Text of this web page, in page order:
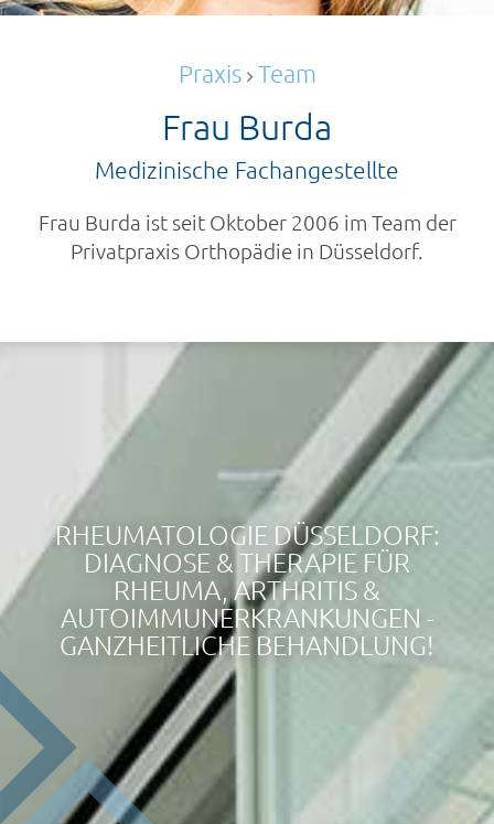
Praxis Team
Frau Burda
Medizinische Fachangestellte
Frau Burda ist seit Oktober 2006 im Team der
Privatpraxis Orthopädie in Düsseldorf.
RHEUMATOLOGIE DÜSSELDORF:
DIAGNOSE & THERAPIE FÜR
RHEUMA, ARTHRITIS &
AUTOIMMUNERKRANKUNGEN -
GANZHEITLICHE BEHANDLUNG!